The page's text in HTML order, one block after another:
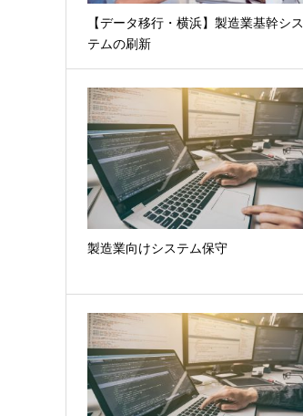
【データ移行・横浜】製造業基幹シス
テムの刷新
製造業向けシステム保守